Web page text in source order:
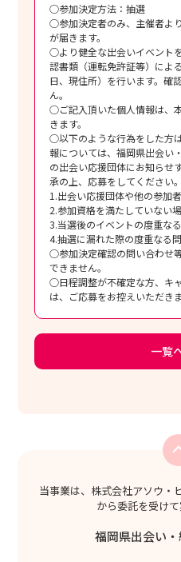
○参加決定方法：抽選
○参加決定者のみ、主催者よ
が届きます。
○より健全な出会いイベント
認書類（運転免許証等）によ
日、現住所）を行います。確
ん。
○ご記入頂いた個人情報は、
きます。
○以下のような行為をした方
報については、福岡県出会い
の出会い応援団体にお知らせ
承の上、応募をしてください。
1.出会い応援団体や他の参加
2.参加資格を満たしていない
3.当選後のイベントの度重な
4.抽選に漏れた際の度重な
○参加決定確認の問い合わせ
できません。
○日程調整が不確定な方、キ
は、ご応募をお控えいただき
一覧
当事業は、株式会社アソウ・
から委託を受けて
福岡県出会い